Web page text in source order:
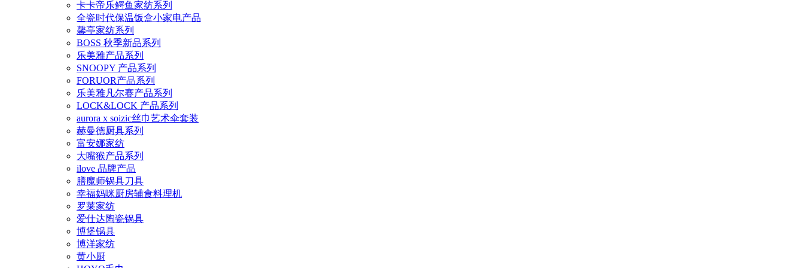
卡卡帝乐鳄鱼家纺系列
全瓷时代保温饭盒小家电产品
馨亭家纺系列
BOSS 秋季新品系列
乐美雅产品系列
SNOOPY 产品系列
FORUOR产品系列
乐美雅凡尔赛产品系列
LOCK&LOCK 产品系列
aurora x soizic丝巾艺术伞套装
赫曼德厨具系列
富安娜家纺
大嘴猴产品系列
ilove 品牌产品
膳魔师锅具刀具
幸福妈咪厨房辅食料理机
罗莱家纺
爱仕达陶瓷锅具
博堡锅具
博洋家纺
黄小厨